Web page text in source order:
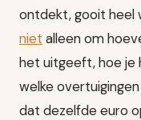
ontdekt, gooit heel
niet alleen om
het uitgeeft, hoe je
welke
dat dezelfde euro